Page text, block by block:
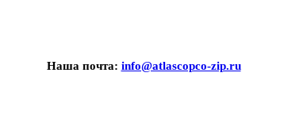
Наша почта: info@atlascopco-zip.ru